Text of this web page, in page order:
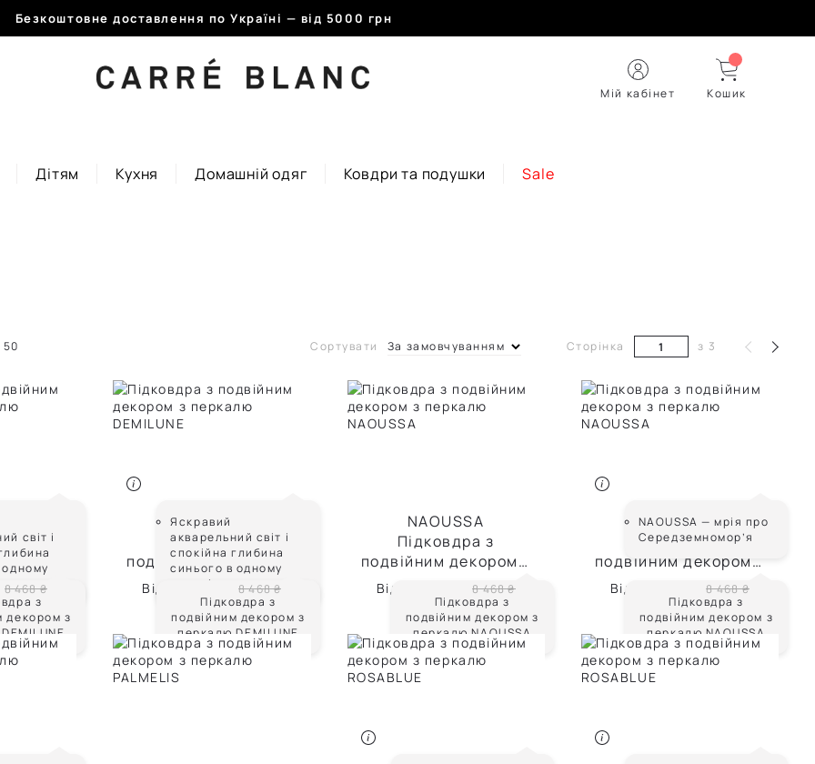
Безкоштовне доставлення по Україні — від 5000 грн
Мій кабінет Кошик
Дітям Кухня Домашній одяг Ковдри та подушки Sale
50
За сезоном
За рейтингом
Ціна за зростанням
Ціна за спаданням
За замовчуванням
Сортувати Сторінка з 3
світ і
з
з
з
декором з
8 468 ₴
Яскравий
акварельний світ і
спокійна глибина
синього в одному
декорі
DEMILUNE
Підковдра з
подвійним декором з
перкалю DEMILUNE
Підковдра з
подвійним декором з
перкалю DEMILUNE
Від 8 468 ₴
NAOUSSA
Підковдра з
подвійним декором з
перкалю NAOUSSA
Підковдра з
подвійним декором з
перкалю NAOUSSA
Від 8 468 ₴
NAOUSSA — мрія про
Середземномор’я
NAOUSSA
Підковдра з
подвійним декором з
перкалю NAOUSSA
Підковдра з
подвійним декором з
перкалю NAOUSSA
Від 8 468 ₴